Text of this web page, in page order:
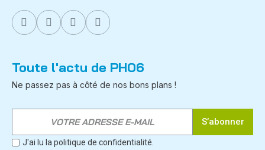
Toute l'actu de PH06
Ne passez pas à côté de nos bons plans !
S’abonner
J'ai lu la politique de confidentialité.